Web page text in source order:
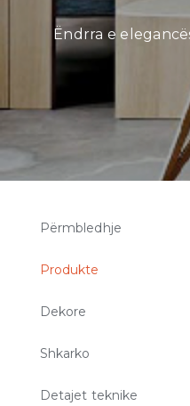
Ëndrra e
Përmbledhje
Produkte
Dekore
Shkarko
Detajet teknike